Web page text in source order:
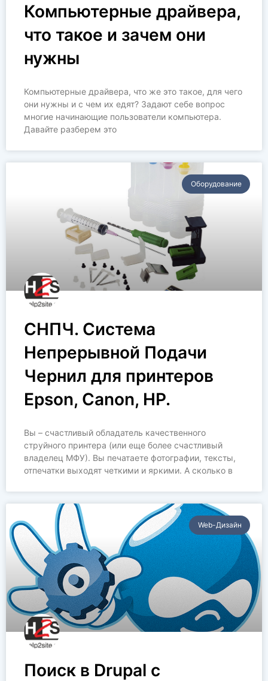
Компьютерные драйвера,
что такое и зачем они
нужны
Компьютерные драйвера, что же это такое, для чего
они нужны и с чем их едят? Задают себе вопрос
многие начинающие пользователи компьютера.
Давайте разберем это
Оборудование
СНПЧ. Система
Непрерывной Подачи
Чернил для принтеров
Epson, Canon, HP.
Вы – счастливый обладатель качественного
струйного принтера (или еще более счастливый
владелец МФУ). Вы печатаете фотографии, тексты,
отпечатки выходят четкими и яркими. А сколько в
Web-Дизайн
Поиск в Drupal с